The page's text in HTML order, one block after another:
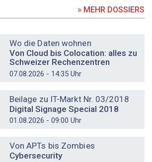
» MEHR DOSSIERS
Wo die Daten wohnen
Von Cloud bis Colocation: alles zu
Schweizer Rechenzentren
07.08.2026 - 14:35 Uhr
Beilage zu IT-Markt Nr. 03/2018
Digital Signage Special 2018
01.08.2026 - 09:00 Uhr
Von APTs bis Zombies
Cybersecurity